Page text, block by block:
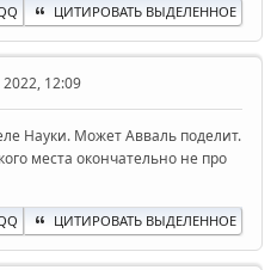
ЦИТИРОВАТЬ ВЫДЕЛЕННОЕ
12:09
Науки. Может Авваль поделит.
места окончательно не про
ЦИТИРОВАТЬ ВЫДЕЛЕННОЕ